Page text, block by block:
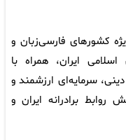
کشورهای فارسی‌زبان و
ایران، همراه با
سرمایه‌ای ارزشمند و
برادرانه ایران و